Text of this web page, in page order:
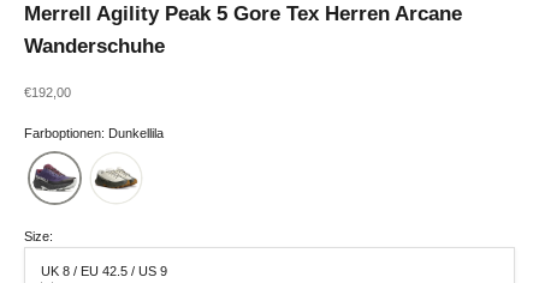
Merrell Agility Peak 5 Gore Tex Herren Arcane
Wanderschuhe
Angebot
€192,00
Farboptionen: Dunkellila
Size:
UK 8 / EU 42.5 / US 9